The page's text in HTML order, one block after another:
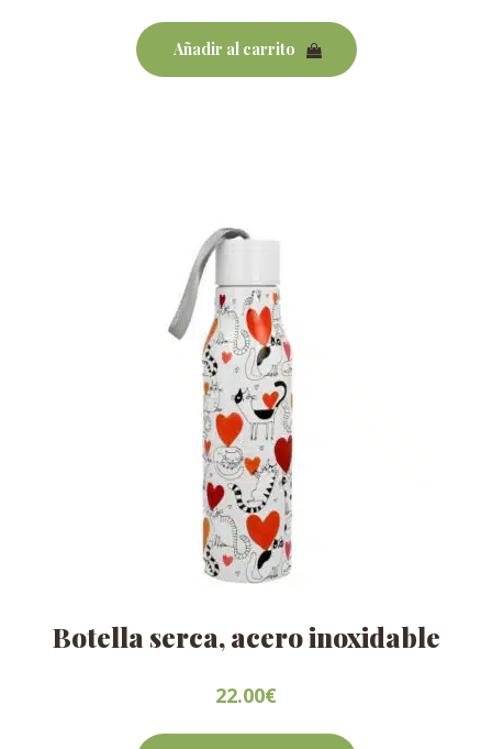
Añadir al carrito
Botella serca, acero inoxidable
22.00€